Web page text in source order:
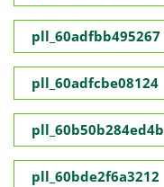
pll_60adfbb495267
pll_60adfcbe08124
pll_60b50b284ed4b
pll_60bde2f6a3212